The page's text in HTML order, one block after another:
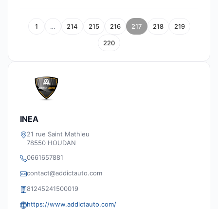
1 … 214 215 216 217 218 219
220
INEA
21 rue Saint Mathieu
78550 HOUDAN
0661657881
contact@addictauto.com
81245241500019
https://www.addictauto.com/